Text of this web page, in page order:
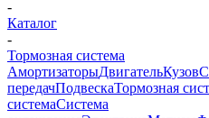
-
Каталог
-
Тормозная система
АмортизаторыДвигательКузов
передачПодвескаТормозная
системаСистема